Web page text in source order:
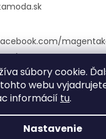
súbory cookie.
webu
informácií tu.
Nastavenie